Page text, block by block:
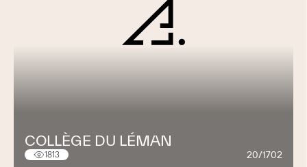
COLLÈGE DU LÉMAN
1813 20/1702